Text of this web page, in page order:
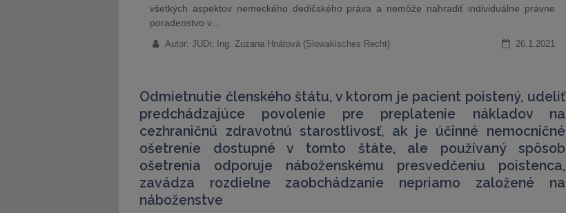
všetkých aspektov nemeckého dedičského práva a nemôže nahradiť individuálne právne
poradenstvo v…
Autor: JUDr. Ing. Zuzana Hnátová (Slowakisches Recht) 26.1.2021
Odmietnutie členského štátu, v ktorom je pacient poistený, udeliť
predchádzajúce povolenie pre preplatenie nákladov na
cezhraničnú zdravotnú starostlivosť, ak je účinné nemocničné
ošetrenie dostupné v tomto štáte, ale používaný spôsob
ošetrenia odporuje náboženskému presvedčeniu poistenca,
zavádza rozdielne zaobchádzanie nepriamo založené na
náboženstve